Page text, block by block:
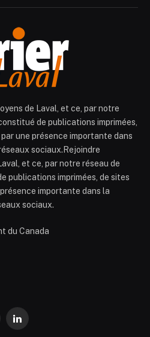
de Laval, et ce, par notre
de publications imprimées,
une présence importante dans
sociaux.Rejoindre
et ce, par notre réseau de
publications imprimées, de sites
importante dans la
sociaux.
du Canada
LinkedIn